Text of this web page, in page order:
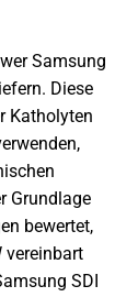
Samsung
Diese
Katholyten
Grundlage
bewertet,
vereinbart
SDI